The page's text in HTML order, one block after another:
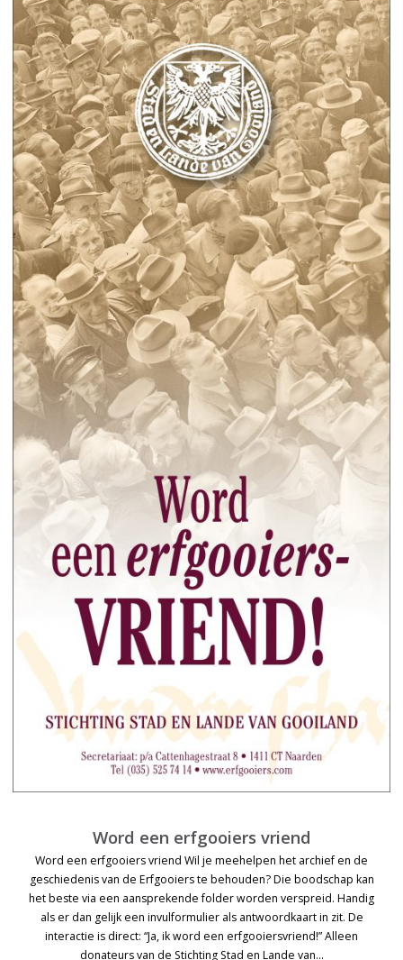
Word een erfgooiers vriend
Word een erfgooiers vriend Wil je meehelpen het archief en de
geschiedenis van de Erfgooiers te behouden? Die boodschap kan
het beste via een aansprekende folder worden verspreid. Handig
als er dan gelijk een invulformulier als antwoordkaart in zit. De
interactie is direct: “Ja, ik word een erfgooiersvriend!” Alleen
donateurs van de Stichting Stad en Lande van…